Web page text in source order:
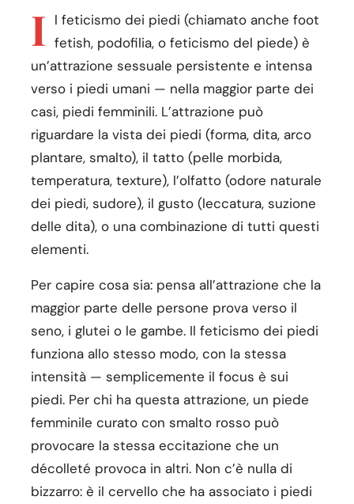
I l feticismo dei piedi (chiamato anche foot
fetish, podofilia, o feticismo del piede) è
un’attrazione sessuale persistente e intensa
verso i piedi umani — nella maggior parte dei
casi, piedi femminili. L’attrazione può
riguardare la vista dei piedi (forma, dita, arco
plantare, smalto), il tatto (pelle morbida,
temperatura, texture), l’olfatto (odore naturale
dei piedi, sudore), il gusto (leccatura, suzione
delle dita), o una combinazione di tutti questi
elementi.
Per capire cosa sia: pensa all’attrazione che la
maggior parte delle persone prova verso il
seno, i glutei o le gambe. Il feticismo dei piedi
funziona allo stesso modo, con la stessa
intensità — semplicemente il focus è sui
piedi. Per chi ha questa attrazione, un piede
femminile curato con smalto rosso può
provocare la stessa eccitazione che un
décolleté provoca in altri. Non c’è nulla di
bizzarro: è il cervello che ha associato i piedi